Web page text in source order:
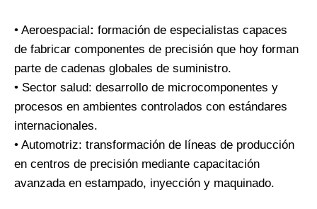
• Aeroespacial : formación de especialistas capaces
de fabricar componentes de precisión que hoy forman
parte de cadenas globales de suministro.
• Sector salud: desarrollo de microcomponentes y
procesos en ambientes controlados con estándares
internacionales.
• Automotriz: transformación de líneas de producción
en centros de precisión mediante capacitación
avanzada en estampado, inyección y maquinado.